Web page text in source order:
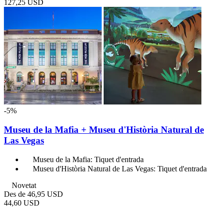
127,25 USD
-5%
Museu de la Mafia + Museu d'Història Natural de
Las Vegas
Museu de la Mafia: Tiquet d'entrada
Museu d'Història Natural de Las Vegas: Tiquet d'entrada
Novetat
Des de 46,95 USD
44,60 USD